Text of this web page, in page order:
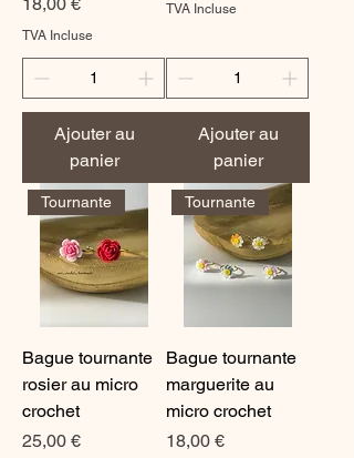
18,00 €
TVA Incluse
Ajouter au
panier
TVA Incluse
Ajouter au
panier
Tournante
Bague tournante
rosier au micro
crochet
Prix
25,00 €
Tournante
Bague tournante
marguerite au
micro crochet
Prix
18,00 €